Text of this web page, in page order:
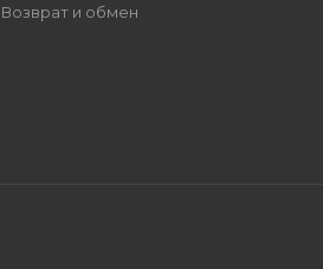
Возврат и обмен